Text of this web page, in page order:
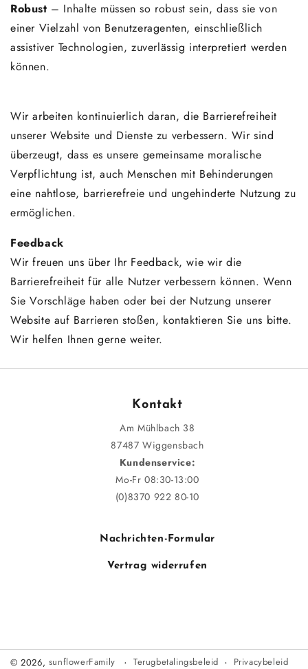
Robust – Inhalte müssen so robust sein, dass sie von
einer Vielzahl von Benutzeragenten, einschließlich
assistiver Technologien, zuverlässig interpretiert werden
können.
Wir arbeiten kontinuierlich daran, die Barrierefreiheit
unserer Website und Dienste zu verbessern. Wir sind
überzeugt, dass es unsere gemeinsame moralische
Verpflichtung ist, auch Menschen mit Behinderungen
eine nahtlose, barrierefreie und ungehinderte Nutzung zu
ermöglichen.
Feedback
Wir freuen uns über Ihr Feedback, wie wir die
Barrierefreiheit für alle Nutzer verbessern können. Wenn
Sie Vorschläge haben oder bei der Nutzung unserer
Website auf Barrieren stoßen, kontaktieren Sie uns bitte.
Wir helfen Ihnen gerne weiter.
Kontakt
Am Mühlbach 38
87487 Wiggensbach
Kundenservice:
Mo-Fr 08:30-13:00
(0)8370 922 80-10
Nachrichten-Formular
Vertrag widerrufen
© 2026, sunflowerFamily Terugbetalingsbeleid Privacybeleid